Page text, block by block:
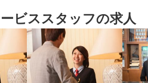
ビススタッフの求人